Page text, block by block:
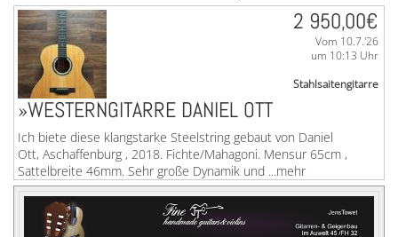
2 950,00€
Vom 10.7.'26
um 10:13 Uhr
Stahlsaitengitarre
»WESTERNGITARRE DANIEL OTT
Ich biete diese klangstarke Steelstring gebaut von Daniel
Ott, Aschaffenburg , 2018. Fichte/Mahagoni. Mensur 65cm ,
Sattelbreite 46mm. Sehr große Dynamik und ...mehr